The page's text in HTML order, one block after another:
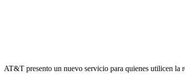
AT&T presento un nuevo servicio para quienes utilicen la